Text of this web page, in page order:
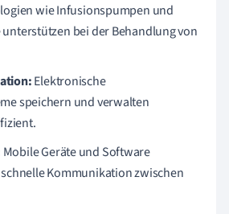
wie Infusionspumpen und
bei der Behandlung von
Elektronische
speichern und verwalten
Mobile Geräte und Software
Kommunikation zwischen